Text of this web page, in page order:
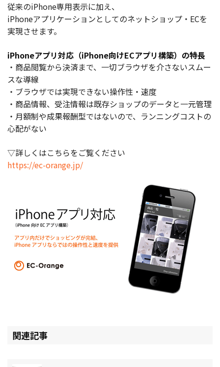
お役立ち記事
03-6432-0346
電話受付：平日 10:00~17:00
従来のiPhone専用表示に加え、
iPhoneアプリケーションとしてのネットショップ・ECを
実現させます。
iPhoneアプリ対応（iPhone向けECアプリ構築）の特長
・商品閲覧から決済まで、一切ブラウザを介さないスムー
スな導線
・ブラウザでは実現できない操作性・速度
・商品情報、受注情報は既存ショップのデータと一元管理
・月額制や成果報酬型ではないので、ランニングコストの
心配がない
▽詳しくはこちらをご覧ください
https://ec-orange.jp/
関連記事